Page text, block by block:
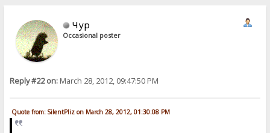
Чур
Occasional poster
Reply #22 on:March 28, 2012, 09:47:50 PM
Quote from: SilentPliz on March 28, 2012, 01:30:08 PM